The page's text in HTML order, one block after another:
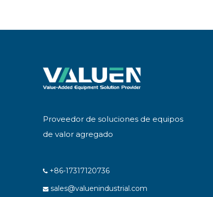
Proveedor de soluciones de equipos
de valor agregado
 +86-17317120736
 sales@valuenindustrial.com